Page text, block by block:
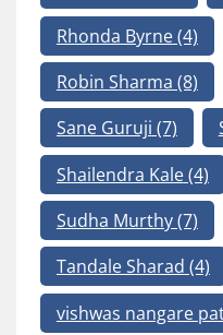
Rhonda Byrne(4)
Robin Sharma (8)
Sane Guruji (7)
Shailendra Kale(4)
Sudha Murthy(7)
Tandale Sharad (4)
vishwas nangare